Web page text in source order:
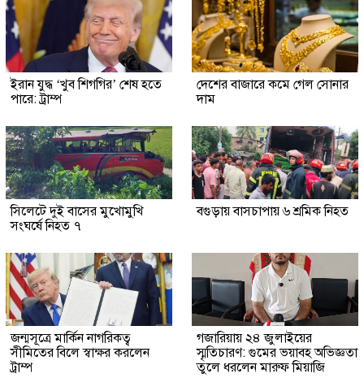
ইরান যুদ্ধ ‘খুব শিগগির’ শেষ হতে
পারে: ট্রাম্প
দেশের বাজারে কমে গেল সোনার
দাম
সিলেটে দুই বাসের মুখোমুখি
সংঘর্ষে নিহত ৭
বগুড়ায় বাসচাপায় ৬ শ্রমিক নিহত
জন্মসূত্রে মার্কিন নাগরিকত্ব
সীমিতের বিলে স্বাক্ষর করলেন
ট্রাম্প
গজারিয়ায় ২৪ জুলাইয়ের
স্মৃতিচারণ: গুমের ভয়াবহ অভিজ্ঞতা
তুলে ধরলেন মারুফ মিয়াজি